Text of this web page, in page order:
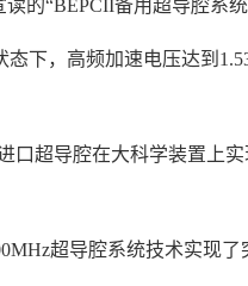
的“BEPCII备用超导腔系
下，高频加速电压达到
超导腔在大科学装置上实
超导腔系统技术实现